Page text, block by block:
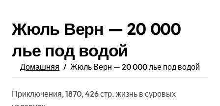
Жюль Верн — 20 000
лье под водой
Домашняя Жюль Верн — 20 000 лье под водой
Приключения, 1870, 426 стр. жизнь в суровых